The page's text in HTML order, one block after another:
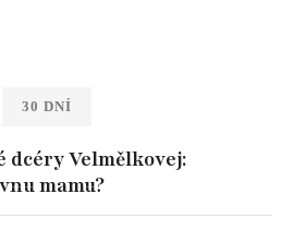
30 DNÍ
dcéry Velmělkovej:
mamu?